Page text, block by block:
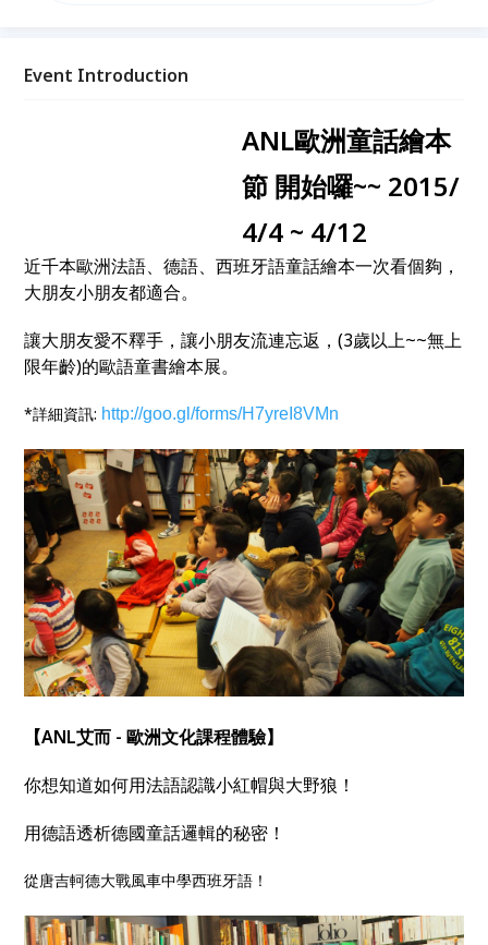
Event Introduction
ANL歐洲童話繪本
節 開始囉~~ 2015/
4/4 ~ 4/12
近千本歐洲法語、德語、西班牙語童話繪本一次看個夠，
大朋友小朋友都適合。
讓大朋友愛不釋手，讓小朋友流連忘返，(3歲以上~~無上
限年齡)的歐語童書繪本展。
*詳細資訊: http://goo.gl/forms/H7yreI8VMn
【ANL艾而 - 歐洲文化課程體驗】
你想知道如何用法語認識小紅帽與大野狼！
用德語透析德國童話邏輯的秘密！
從唐吉軻德大戰風車中學西班牙語！